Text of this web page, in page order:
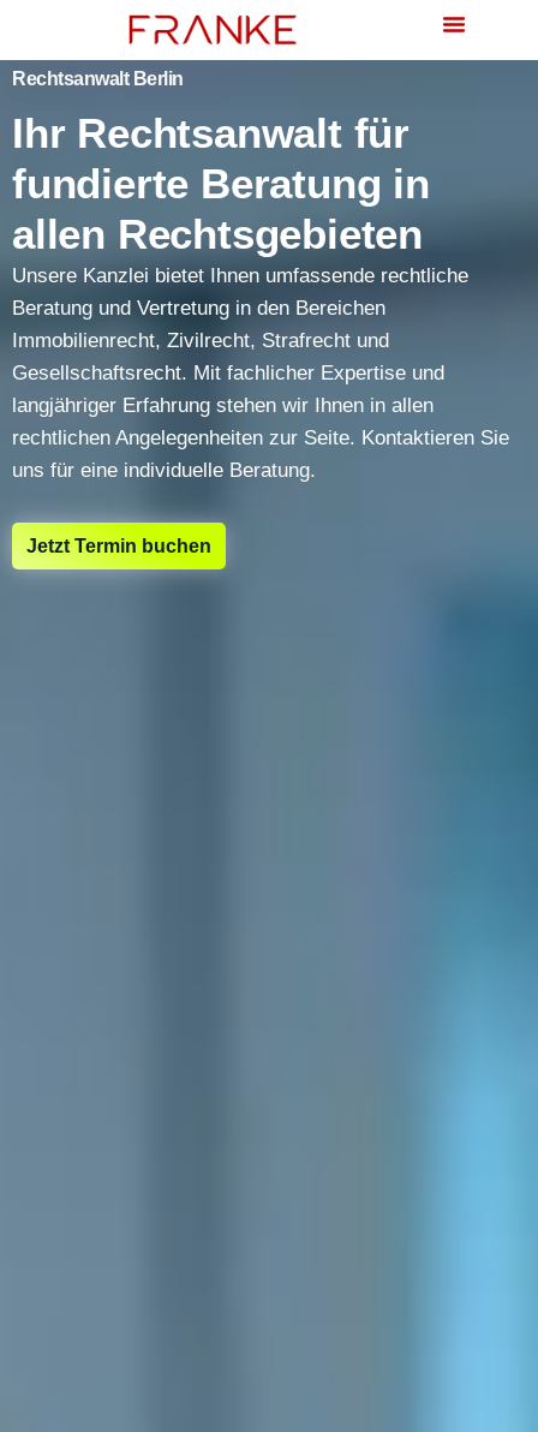
Rechtsanwalt Berlin
Ihr Rechtsanwalt für
fundierte Beratung in
allen Rechtsgebieten
Unsere Kanzlei bietet Ihnen umfassende rechtliche
Beratung und Vertretung in den Bereichen
Immobilienrecht, Zivilrecht, Strafrecht und
Gesellschaftsrecht. Mit fachlicher Expertise und
langjähriger Erfahrung stehen wir Ihnen in allen
rechtlichen Angelegenheiten zur Seite. Kontaktieren Sie
uns für eine individuelle Beratung.
Jetzt Termin buchen